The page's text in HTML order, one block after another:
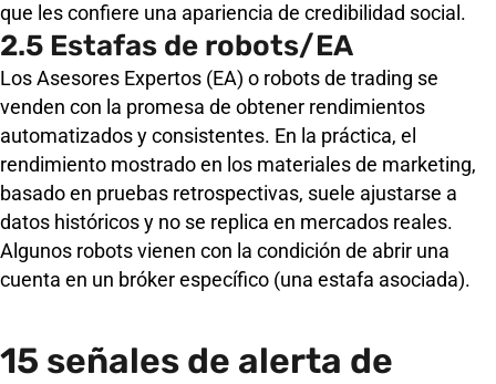
que les confiere una apariencia de credibilidad social.
2.5 Estafas de robots/EA
Los Asesores Expertos (EA) o robots de trading se
venden con la promesa de obtener rendimientos
automatizados y consistentes. En la práctica, el
rendimiento mostrado en los materiales de marketing,
basado en pruebas retrospectivas, suele ajustarse a
datos históricos y no se replica en mercados reales.
Algunos robots vienen con la condición de abrir una
cuenta en un bróker específico (una estafa asociada).
15 señales de alerta de